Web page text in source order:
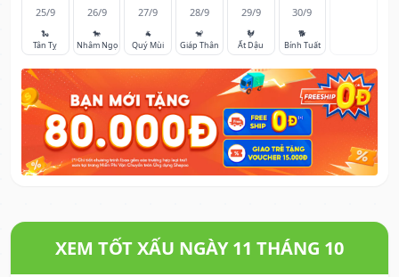
25/9
🐍
Tân Tỵ
26/9
🐎
Nhâm Ngọ
27/9
🐐
Quý Mùi
28/9
🐒
Giáp Thân
29/9
🐓
Ất Dậu
30/9
🐕
Bính Tuất
XEM TỐT XẤU NGÀY 11 THÁNG 10